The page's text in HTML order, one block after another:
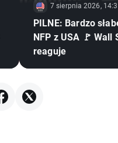
7 sierpnia 2026,
PILNE: Bardzo
NFP z USA 🚩 Wall
reaguje